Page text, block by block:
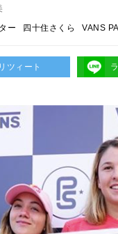
ー 四十住さくら VANS
リツィート